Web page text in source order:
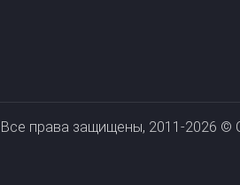
Все права защищены, 2011-2026 ©